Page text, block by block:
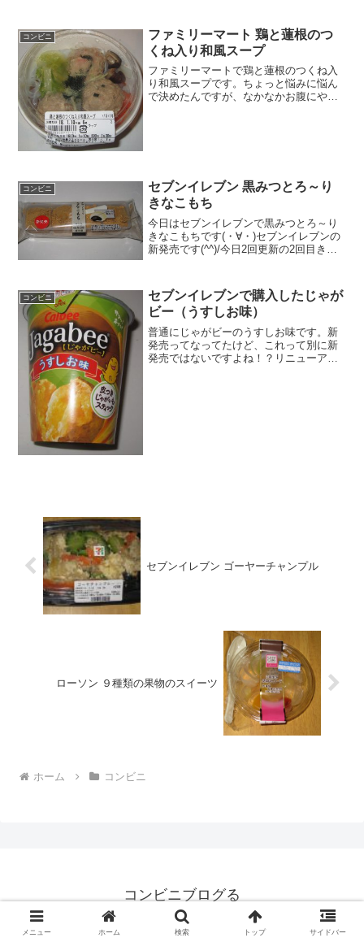
コンビニ
ファミリーマート 鶏と蓮根のつ
くね入り和風スープ
ファミリーマートで鶏と蓮根のつくね入
り和風スープです。ちょっと悩みに悩ん
で決めたんですが、なかなかお腹にやさ
コンビニ
セブンイレブン 黒みつとろ～り
きなこもち
今日はセブンイレブンで黒みつとろ～り
きなこもちです(・∀・)セブンイレブンの
新発売です(^^)/今日2回更新の2回目きな
★★★★☆量 ★☆☆☆☆ カ...
コンビニ
セブンイレブンで購入したじゃが
ビー（うすしお味）
普通にじゃがビーのうすしお味です。新
発売ってなってたけど、これって別に新
発売ではないですよね！？リニューア
セブンイレブン ゴーヤーチャンプル
ローソン ９種類の果物のスイーツ
ホーム コンビニ
コンビニブログる
© 2008 コンビニブログる.
メニュー ホーム 検索 トップ サイドバー